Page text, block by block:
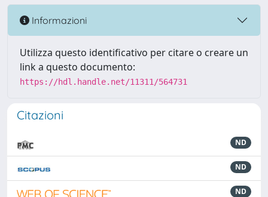
Informazioni
Utilizza questo identificativo per citare o creare un
link a questo documento:
https://hdl.handle.net/11311/564731
Citazioni
ND
ND
ND